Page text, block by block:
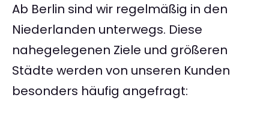
Ab Berlin sind wir regelmäßig in den
Niederlanden unterwegs. Diese
nahegelegenen Ziele und größeren
Städte werden von unseren Kunden
besonders häufig angefragt: